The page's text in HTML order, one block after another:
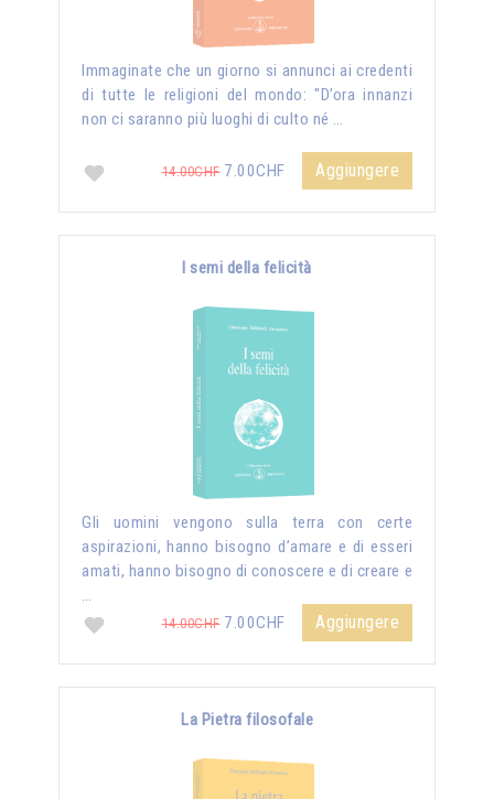
Immaginate che un giorno si annunci ai credenti
di tutte le religioni del mondo: "D’ora innanzi
non ci saranno più luoghi di culto né …
14.00CHF7.00CHF Aggiungere
I semi della felicità
Gli uomini vengono sulla terra con certe
aspirazioni, hanno bisogno d’amare e di esseri
amati, hanno bisogno di conoscere e di creare e
…
14.00CHF7.00CHF Aggiungere
La Pietra filosofale